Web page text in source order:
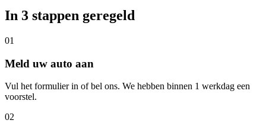
In 3 stappen geregeld
01
Meld uw auto aan
Vul het formulier in of bel ons. We hebben binnen 1 werkdag een
voorstel.
02